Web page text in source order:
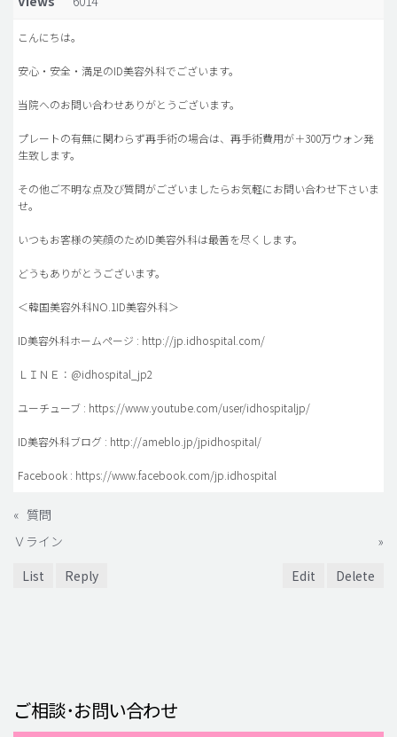
idニュース
病院紹介
安全整形
料金一覧
こんにちは。
安心・安全・満足のID美容外科でございます。
当院へのお問い合わせありがとうございます。
プレートの有無に関わらず再手術の場合は、再手術費用が＋300万ウォン発
生致します。
その他ご不明な点及び質問がございましたらお気軽にお問い合わせ下さいま
せ。
いつもお客様の笑顔のためID美容外科は最善を尽くします。
どうもありがとうございます。
＜韓国美容外科NO.1ID美容外科＞
ID美容外科ホームページ : http://jp.idhospital.com/
ＬＩＮＥ：@idhospital_jp2
ユーチューブ : https://www.youtube.com/user/idhospitaljp/
ID美容外科ブログ : http://ameblo.jp/jpidhospital/
Facebook : https://www.facebook.com/jp.idhospital
« 質問
Ｖライン
»
List
Reply Edit Delete
ご相談･お問い合わせ